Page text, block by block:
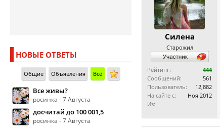
НОВЫЕ ОТВЕТЫ
Общие Объявления Всё
Все живы?
росинка - 7 Августа
досчитай до 100 001,5
росинка - 7 Августа
Силена
Старожил
Рейтинг:
444
Сообщений:
561
Пользователь:
12,882
На сайте с:
Ноя 2012
Из: